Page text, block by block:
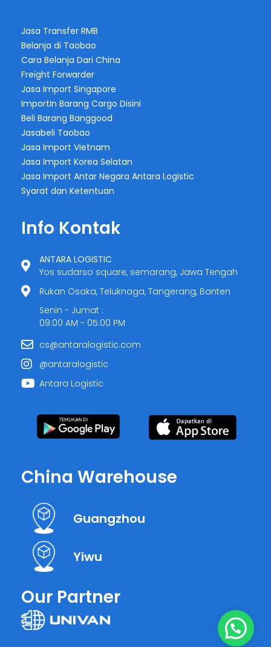
Jasa Transfer RMB
Belanja di Taobao
Cara Belanja Dari China
Freight Forwarder
Jasa Import Singapore
ImportIn Barang Cargo Disini
Beli Barang Banggood
Jasabeli Taobao
Jasa Import Vietnam
Jasa Import Korea Selatan
Jasa Import Antar Negara Antara Logistic
Syarat dan Ketentuan
Info Kontak
ANTARA LOGISTIC
Yos sudarso square, semarang, Jawa Tengah
Rukan Osaka, Teluknaga, Tangerang, Banten
Senin - Jumat :
09:00 AM - 05:00 PM
cs@antaralogistic.com
@antaralogistic
Antara Logistic
China Warehouse
Guangzhou
Yiwu
Our Partner